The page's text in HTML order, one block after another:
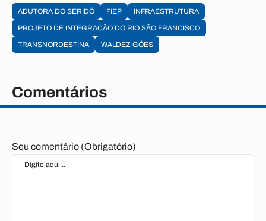
ADUTORA DO SERIDÓ FIEP
INFRAESTRUTURA
PROJETO DE INTEGRAÇÃO DO RIO SÃO FRANCISCO
TRANSNORDESTINA
WALDEZ GÓES
Comentários
Seu comentário (Obrigatório)